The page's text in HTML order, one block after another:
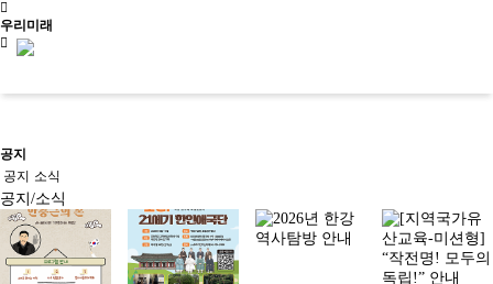
우리미래
사이트맵
소개
공지
공지
소식
공지/소식